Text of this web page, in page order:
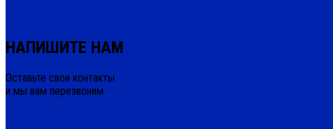
НАПИШИТЕ НАМ
Оставьте свои контакты
и мы вам перезвоним